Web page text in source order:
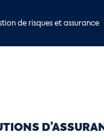
de risques et assurance